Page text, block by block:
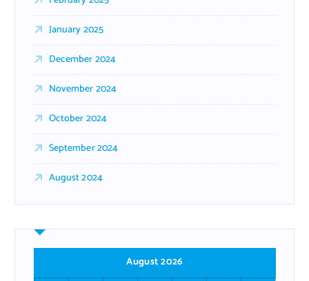
January 2025
December 2024
November 2024
October 2024
September 2024
August 2024
August 2026